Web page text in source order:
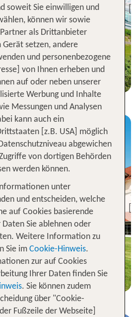
95 % Weiterempfehlung
1 Nacht, ÜF, XX
p.P. ab 78 €
Best Western Plus
Parkhotel Maximilian
Ottobeuren
88 % Weiterempfehlung
1 Nacht, ÜF, XX
p.P. ab 76 €
soweit Sie einwilligen und
können wir sowie
als Drittanbieter
setzen, andere
und personenbezogene
von Ihnen erheben und
auf oder neben unserer
Werbung und Inhalte
Messungen und Analysen
kann auch ein
[z.B. USA] möglich
abgewichen
von dortigen Behörden
werden können.
unter
und entscheiden, welche
auf Cookies basierende
Sie ablehnen oder
Weitere Information zu
Sie im Cookie-Hinweis.
zur auf Cookies
Ihrer Daten finden Sie
. Sie können zudem
über "Cookie-
Fußzeile der Webseite]